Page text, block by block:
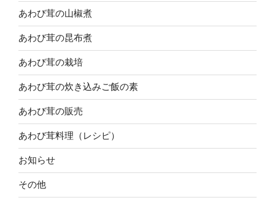
あわび茸の山椒煮
あわび茸の昆布煮
あわび茸の栽培
あわび茸の炊き込みご飯の素
あわび茸の販売
あわび茸料理（レシピ）
お知らせ
その他